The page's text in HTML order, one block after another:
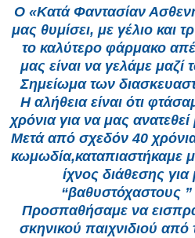
Ο «Κατά Φαντασίαν
μας θυμίσει, με γέλιο και
το καλύτερο φάρμακο
μας είναι να γελάμε μαζί
Σημείωμα των
Η αλήθεια είναι ότι
χρόνια για να μας
Μετά από σχεδόν 40
κωμωδία,καταπιαστήκαμε
ίχνος διάθεσης για
“βαθυστόχαστους ”
Προσπαθήσαμε να
σκηνικού παιχνιδιού